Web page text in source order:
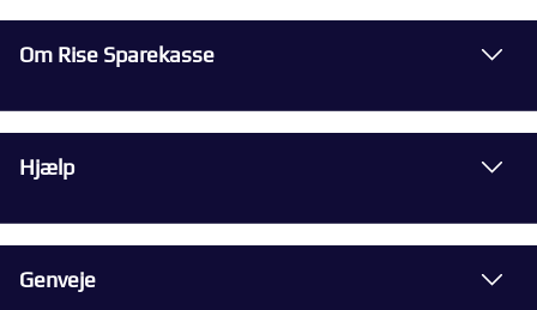
Om Rise Sparekasse
Hjælp
Genveje